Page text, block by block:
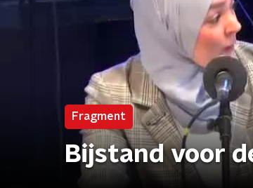
Fragment
Bijstand voor